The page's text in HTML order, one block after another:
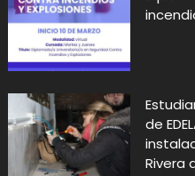
de
Rivera